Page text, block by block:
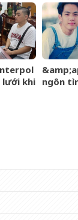
rạng rỡ
lưới khi ngôn